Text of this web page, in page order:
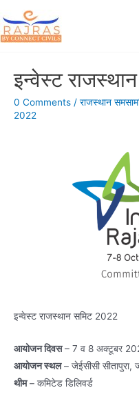
to
content
इन्वेस्ट
0 Comments / राजस्थान
2022
इन्वेस्ट राजस्थान समिट 2022
आयोजन दिवस– 7 व 8 अक्टूबर
आयोजन स्थल– जेईसीसी सीतापुरा,
थीम– कमिटेड डिलिवर्ड